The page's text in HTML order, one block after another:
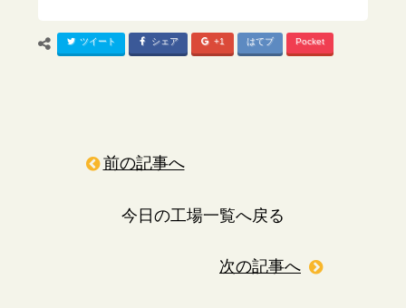
ツイート シェア +1 はてブ Pocket
前の記事へ
今日の工場一覧へ戻る
次の記事へ